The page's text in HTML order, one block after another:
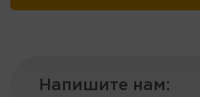
Напишите нам: